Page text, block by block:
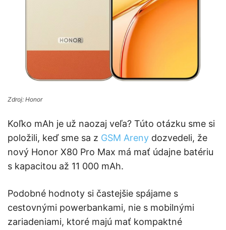
Zdroj: Honor
Koľko mAh je už naozaj veľa? Túto otázku sme si
položili, keď sme sa z GSM Areny dozvedeli, že
nový Honor X80 Pro Max má mať údajne batériu
s kapacitou až 11 000 mAh.
Podobné hodnoty si častejšie spájame s
cestovnými powerbankami, nie s mobilnými
zariadeniami, ktoré majú mať kompaktné